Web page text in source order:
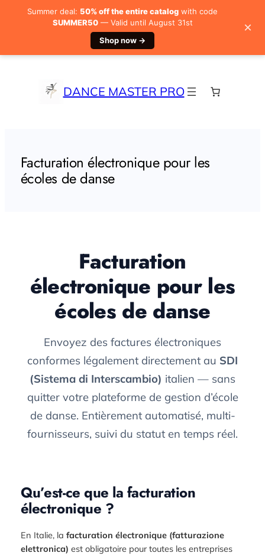
DANCE MASTER PRO
Facturation électronique pour les
écoles de danse
Facturation
électronique pour les
écoles de danse
Envoyez des factures électroniques
conformes légalement directement au SDI
(Sistema di Interscambio) italien — sans
quitter votre plateforme de gestion d’école
de danse. Entièrement automatisé, multi-
fournisseurs, suivi du statut en temps réel.
Qu’est-ce que la facturation
électronique ?
En Italie, la facturation électronique (fatturazione
elettronica) est obligatoire pour toutes les entreprises
Summer deal: 50% off the entire catalog with code
SUMMER50— Valid until August 31st
Shop now →
×